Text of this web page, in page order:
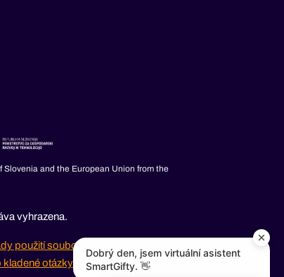
and the European Union from the
vyhrazena.
použití souborů cookies
kladené otázky
Dobrý den, jsem virtuální asistent
SmartGifty. 👋